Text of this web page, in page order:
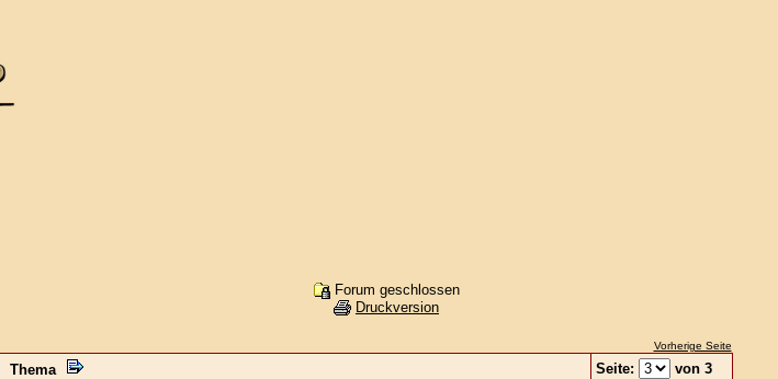
Forum geschlossen
Druckversion
Vorherige Seite
Thema Seite:
von 3